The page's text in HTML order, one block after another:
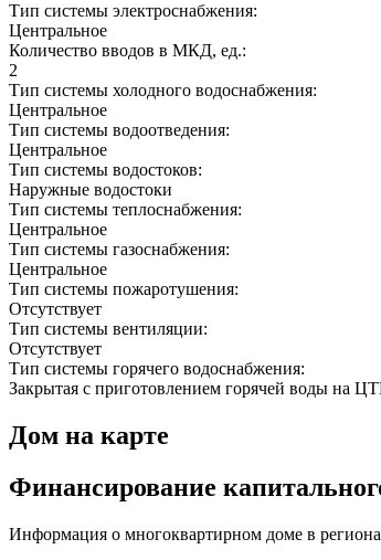
Тип системы электроснабжения:
Центральное
Количество вводов в МКД, ед.:
2
Тип системы холодного водоснабжения:
Центральное
Тип системы водоотведения:
Центральное
Тип системы водостоков:
Наружные водостоки
Тип системы теплоснабжения:
Центральное
Тип системы газоснабжения:
Центральное
Тип системы пожаротушения:
Отсутствует
Тип системы вентиляции:
Отсутствует
Тип системы горячего водоснабжения:
Закрытая с приготовлением горячей воды на
Дом на карте
Финансирование
Информация о многоквартирном доме в